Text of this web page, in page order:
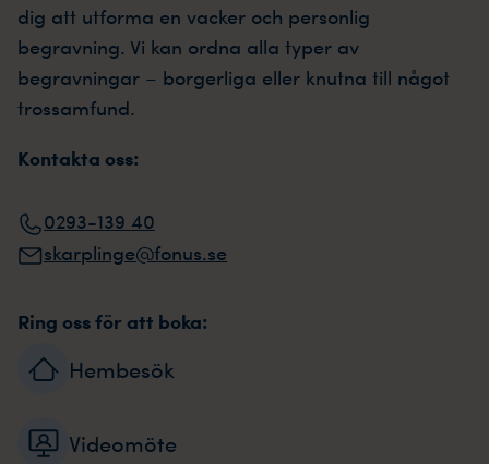
dig att utforma en vacker och personlig
begravning. Vi kan ordna alla typer av
begravningar – borgerliga eller knutna till något
trossamfund.
Kontakta oss:
0293-139 40
skarplinge@fonus.se
Ring oss för att boka:
Hembesök
Videomöte